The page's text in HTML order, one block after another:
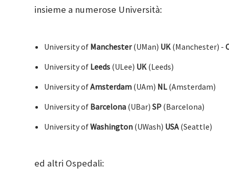
insieme a numerose Università:
University of Manchester(UMan) UK(Manchester) -
University of Leeds(ULee) UK(Leeds)
University ofAmsterdam(UAm) NL(Amsterdam)
University of Barcelona(UBar) SP(Barcelona)
University ofWashington(UWash) USA(Seattle)
ed altri Ospedali: